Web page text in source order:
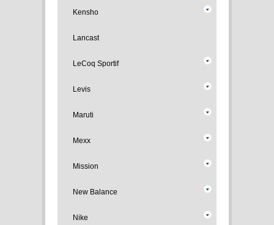
Kensho
Lancast
LeCoq Sportif
Levis
Maruti
Mexx
Mission
New Balance
Nike